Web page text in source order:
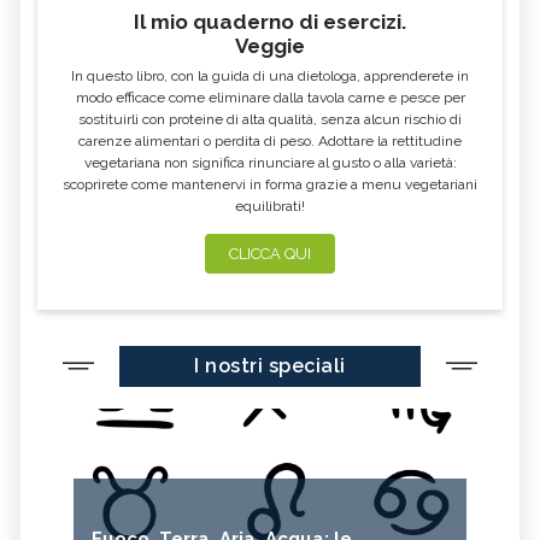
PAW PAW, IL FIORE AUSTRALIANO
ELECTRO, IL FIORE AUSTRALIANO
EMERGENCY, IL FIORE
STURT DESERT ROSE, IL FIORE
AUSTRALIANO
DOG ROSE, IL FIORE
AUSTRALIANO
SELF CONFIDENCE, IL FIORE
AUSTRALIANO
LITTLE FLANNEL FLOWER, IL FIORE
AUSTRALIANO
SHE OAK, IL FIORE AUSTRALIANO
TALL MULLA MULLA, IL FIORE
AUSTRALIANO
RELATIONSHIP, IL FIORE
AUSTRALIANO
AUSTRALIANO
AUSTRALIANO
WEDDING BUSH, IL FIORE
AUSTRALIANO
RED HELMET ORCHID, IL FIORE
AUSTRALIANO
Il mio quaderno di esercizi.
Veggie
In questo libro, con la guida di una dietologa, apprenderete in
modo efficace come eliminare dalla tavola carne e pesce per
sostituirli con proteine di alta qualità, senza alcun rischio di
carenze alimentari o perdita di peso. Adottare la rettitudine
vegetariana non significa rinunciare al gusto o alla varietà:
scoprirete come mantenervi in forma grazie a menu vegetariani
equilibrati!
CLICCA QUI
I nostri speciali